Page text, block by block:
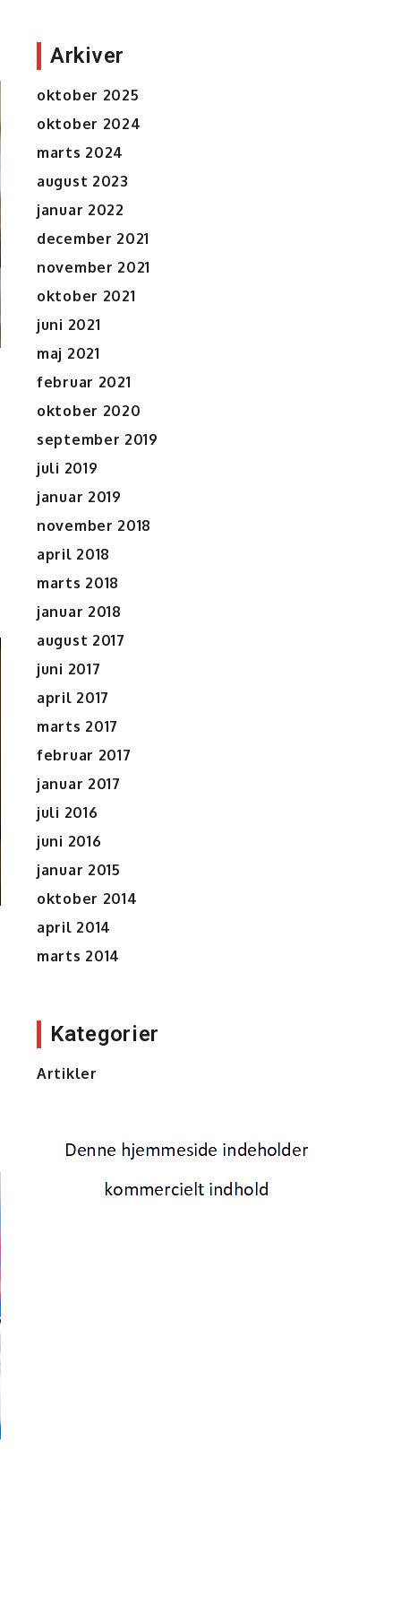
Arkiver
oktober 2025
oktober 2024
marts 2024
august 2023
januar 2022
december 2021
november 2021
oktober 2021
juni 2021
maj 2021
februar 2021
oktober 2020
september 2019
juli 2019
januar 2019
november 2018
april 2018
marts 2018
januar 2018
august 2017
juni 2017
april 2017
marts 2017
februar 2017
januar 2017
juli 2016
juni 2016
januar 2015
oktober 2014
april 2014
marts 2014
Kategorier
Artikler